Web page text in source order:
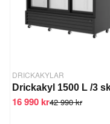
DRICKAKYLAR
42 990 kr
16 990 kr